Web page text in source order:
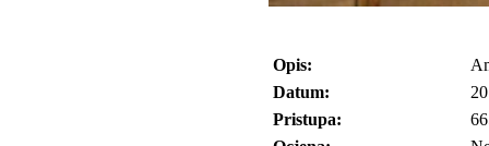
Opis:
Datum:
Pristupa: